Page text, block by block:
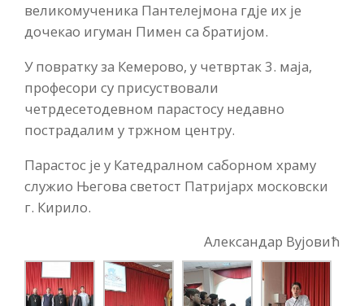
великомученика Пантелејмона гдје их је
дочекао игуман Пимен са братијом.
У повратку за Кемерово, у четвртак 3. маја,
професори су присуствовали
четрдесетодевном парастосу недавно
пострадалим у тржном центру.
Парастос је у Катедралном саборном храму
служио Његова светост Патријарх московски
г. Кирило.
Александар Вујовић